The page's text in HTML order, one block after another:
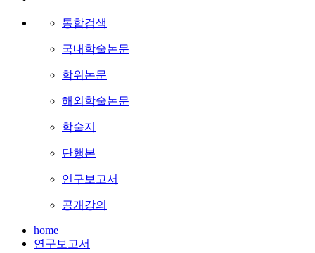
통합검색
국내학술논문
학위논문
해외학술논문
학술지
단행본
연구보고서
공개강의
home
연구보고서